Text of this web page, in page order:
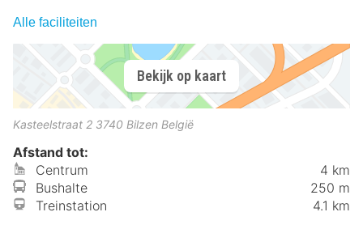
Alle faciliteiten
Bekijk op kaart
Kasteelstraat 2 3740 Bilzen België
Afstand tot:
Centrum
4 km
Bushalte
250 m
Treinstation
4.1 km